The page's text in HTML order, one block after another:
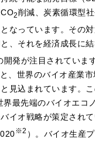
2削減、炭素循環型
なっています。その
、それを経済成長に
開発が注目されていま
、世界のバイオ産業
見込まれています。こ
最先端のバイオエコ
イオ戦略が策定され
※2 ）。バイオ生産